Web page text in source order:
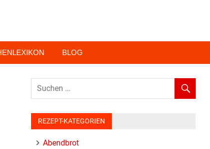
BLOG
REZEPT-KATEGORIEN
Abendbrot